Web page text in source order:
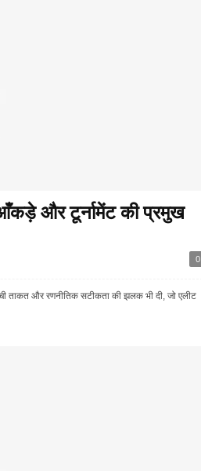
और टूर्नामेंट की प्रमुख
0
और रणनीतिक सटीकता की झलक भी दी, जो एलीट